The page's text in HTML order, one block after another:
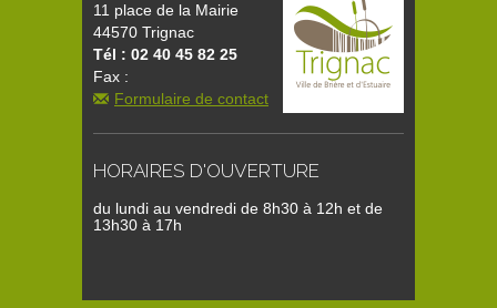
11 place de la Mairie
44570 Trignac
Tél : 02 40 45 82 25
Fax :
Formulaire de contact
HORAIRES D'OUVERTURE
du lundi au vendredi de 8h30 à 12h et de
13h30 à 17h